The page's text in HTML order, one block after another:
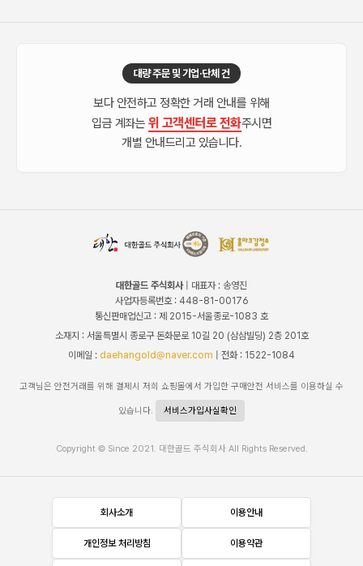
대량 주문 및 기업·단체 건
보다 안전하고 정확한 거래 안내를 위해
입금 계좌는 위 고객센터로 전화주시면
개별 안내드리고 있습니다.
대한골드 주식회사| 대표자 : 송영진
사업자등록번호 : 448-81-00176
통신판매업신고 : 제 2015-서울종로-1083 호
소재지 : 서울특별시 종로구 돈화문로 10길 20 (삼삼빌딩) 2층 201호
이메일 : daehangold@naver.com | 전화 : 1522-1084
고객님은 안전거래를 위해 결제시 저희 쇼핑몰에서 가입한 구매안전 서비스를 이용하실 수
있습니다. 서비스가입사실확인
Copyright © Since 2021. 대한골드 주식회사 All Rights Reserved.
회사소개 이용안내
개인정보 처리방침 이용약관